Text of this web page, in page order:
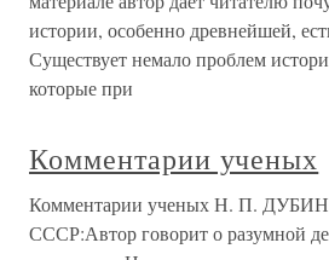
истории, особенно древнейшей,
Существует немало проблем
которые при
Комментарии ученых
Комментарии ученых Н. П.
СССР:Автор говорит о разумной